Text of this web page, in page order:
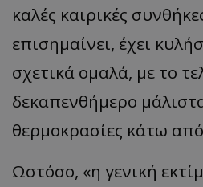
καλές καιρικές
επισημαίνει, έχει
σχετικά ομαλά, με το
δεκαπενθήμερο
θερμοκρασίες κάτω από
Ωστόσο, «η γενική